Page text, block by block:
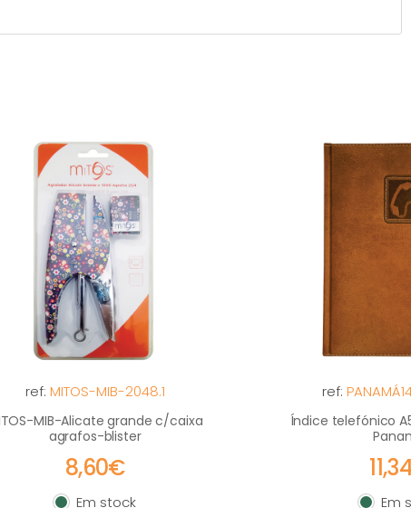
ref: MITOS-MIB-2048.1
MIB-Alicate grande c/caixa
agrafos-blister
8,60€
Em stock
ref:
Índice telefónico
Em